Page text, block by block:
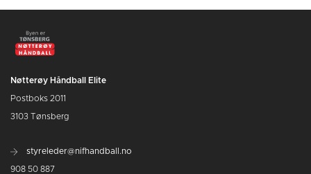
Nøtterøy Håndball Elite
Postboks 2011
3103 Tønsberg
styreleder@nifhandball.no
908 50 887